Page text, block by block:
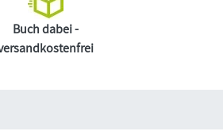
Buch dabei -